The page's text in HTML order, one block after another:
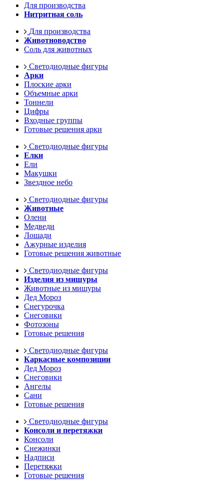
Для производства
Нитритная соль
Для производства
Животноводство
Соль для животных
Светодиодные фигуры
Арки
Плоские арки
Объемные арки
Тоннели
Цифры
Входные группы
Готовые решения арки
Светодиодные фигуры
Елки
Ели
Макушки
Звездное небо
Светодиодные фигуры
Животные
Олени
Медведи
Лошади
Ажурные изделия
Готовые решения животные
Светодиодные фигуры
Изделия из мишуры
Животные из мишуры
Дед Мороз
Снегурочка
Снеговики
Фотозоны
Готовые решения
Светодиодные фигуры
Каркасные композиции
Дед Мороз
Снеговики
Ангелы
Сани
Готовые решения
Светодиодные фигуры
Консоли и перетяжки
Консоли
Снежинки
Надписи
Перетяжки
Готовые решения